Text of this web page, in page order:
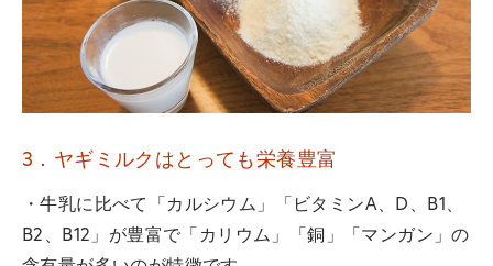
3．ヤギミルクはとっても栄養豊富
・牛乳に比べて「カルシウム」「ビタミンA、D、B1、
B2、B12」が豊富で「カリウム」「銅」「マンガン」の